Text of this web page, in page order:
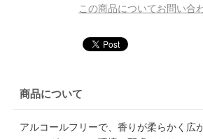
この商品についてお問い合
商品について
アルコールフリーで、香りが柔らかく広